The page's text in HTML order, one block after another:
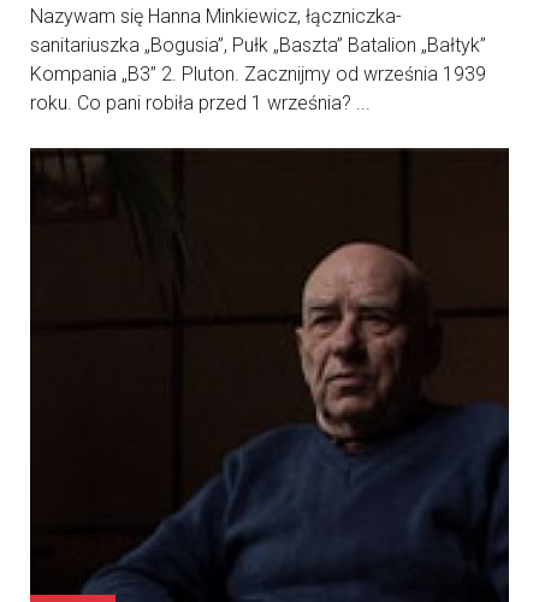
Nazywam się Hanna Minkiewicz, łączniczka-
sanitariuszka „Bogusia”, Pułk „Baszta” Batalion „Bałtyk”
Kompania „B3” 2. Pluton. Zacznijmy od września 1939
roku. Co pani robiła przed 1 września? ...